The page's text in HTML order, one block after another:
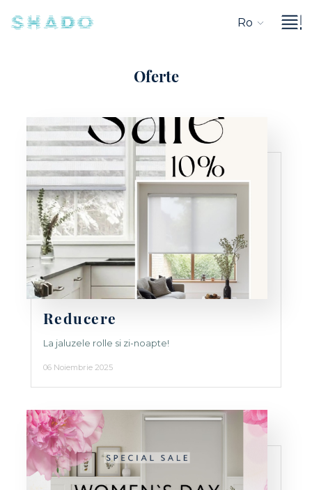
Ro
Oferte
Reducere
La jaluzele rolle si zi-noapte!
06 Noiembrie 2025